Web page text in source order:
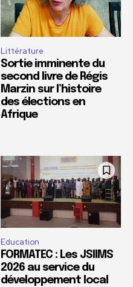
Littérature
Sortie imminente du
second livre de Régis
Marzin sur l’histoire
des élections en
Afrique
Education
FORMATEC : Les JSIIMS
2026 au service du
développement local